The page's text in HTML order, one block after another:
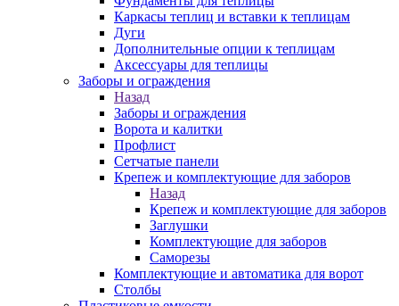
Каркасы теплиц и вставки к теплицам
Дуги
Дополнительные опции к теплицам
Аксессуары для теплицы
Заборы и ограждения
Назад
Заборы и ограждения
Ворота и калитки
Профлист
Сетчатые панели
Крепеж и комплектующие для заборов
Назад
Крепеж и комплектующие для заборов
Заглушки
Комплектующие для заборов
Саморезы
Комплектующие и автоматика для ворот
Столбы